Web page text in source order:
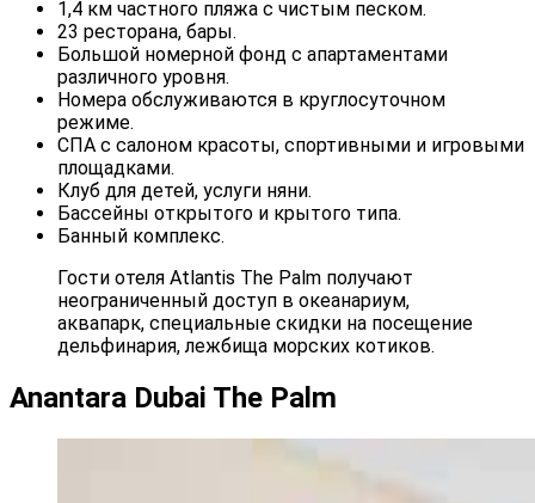
1,4 км частного пляжа с чистым песком.
23 ресторана, бары.
Большой номерной фонд с апартаментами
различного уровня.
Номера обслуживаются в круглосуточном
режиме.
СПА с салоном красоты, спортивными и игровыми
площадками.
Клуб для детей, услуги няни.
Бассейны открытого и крытого типа.
Банный комплекс.
Гости отеля Atlantis The Palm получают
неограниченный доступ в океанариум,
аквапарк, специальные скидки на посещение
дельфинария, лежбища морских котиков.
Anantara Dubai The Palm